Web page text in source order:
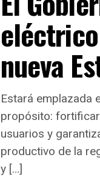
nueva
Estará emplazada
propósito:
usuarios y
productivo de la
y […]